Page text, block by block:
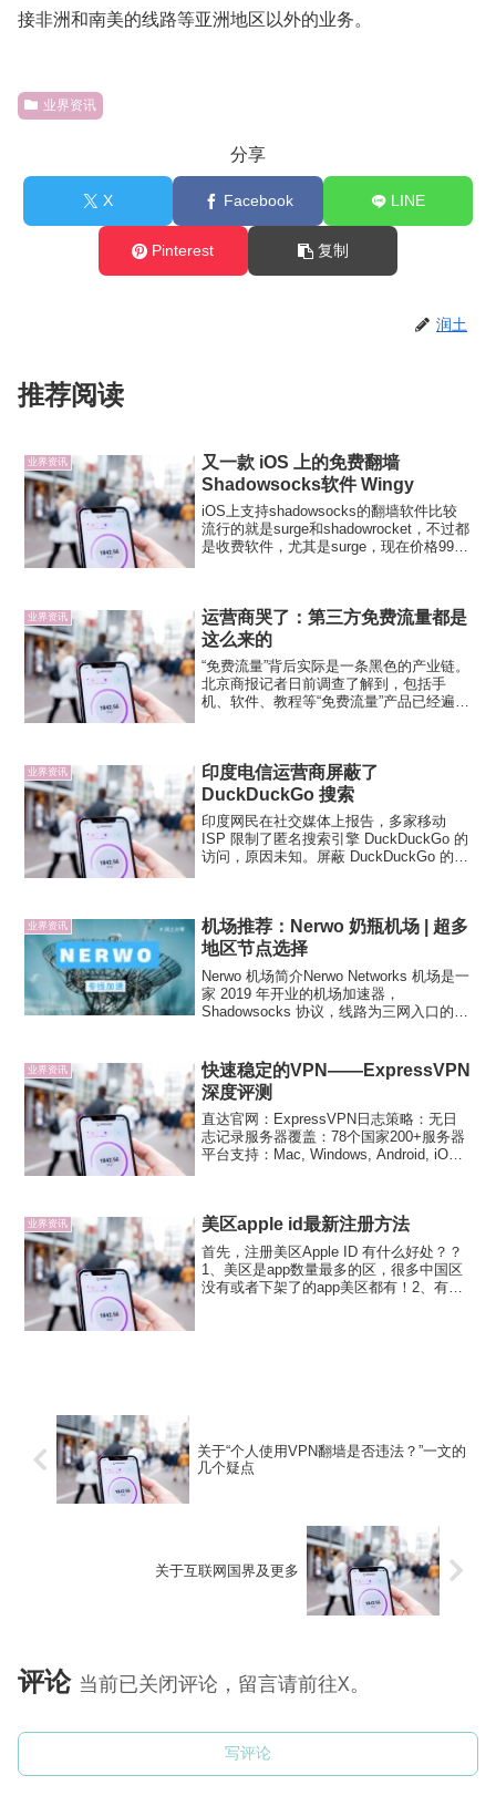
接非洲和南美的线路等亚洲地区以外的业务。
业界资讯
分享
X Facebook LINE
Pinterest 复制
润土
推荐阅读
业界资讯
又一款 iOS 上的免费翻墙
Shadowsocks软件 Wingy
iOS上支持shadowsocks的翻墙软件比较
流行的就是surge和shadowrocket，不过都
是收费软件，尤其是surge，现在价格99
业界资讯
运营商哭了：第三方免费流量都是
这么来的
“免费流量”背后实际是一条黑色的产业链。
北京商报记者日前调查了解到，包括手
机、软件、教程等“免费流量”产品已经遍布
洞，这一漏洞每年可...
业界资讯
印度电信运营商屏蔽了
DuckDuckGo 搜索
印度网民在社交媒体上报告，多家移动
ISP 限制了匿名搜索引擎 DuckDuckGo 的
访问，原因未知。屏蔽 DuckDuckGo 的移
业界资讯
机场推荐：Nerwo 奶瓶机场 | 超多
地区节点选择
Nerwo 机场简介Nerwo Networks 机场是一
家 2019 年开业的机场加速器，
Shadowsocks 协议，线路为三网入口的
尽的文档和公告。Ner...
业界资讯
快速稳定的VPN——ExpressVPN
深度评测
直达官网：ExpressVPN日志策略：无日
志记录服务器覆盖：78个国家200+服务器
平台支持：Mac, Windows, Android, iOS
业界资讯 美区apple id最新注册方法
首先，注册美区Apple ID 有什么好处？？
1、美区是app数量最多的区，很多中国区
没有或者下架了的app美区都有！2、有些
关于“个人使用VPN翻墙是否违法？”一文的
几个疑点
关于互联网国界及更多
评论 当前已关闭评论，留言请前往X。
写评论